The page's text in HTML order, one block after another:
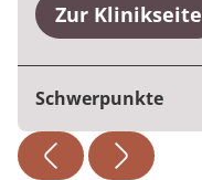
Zur Klinikseite
Schwerpunkte
Psychosomatik